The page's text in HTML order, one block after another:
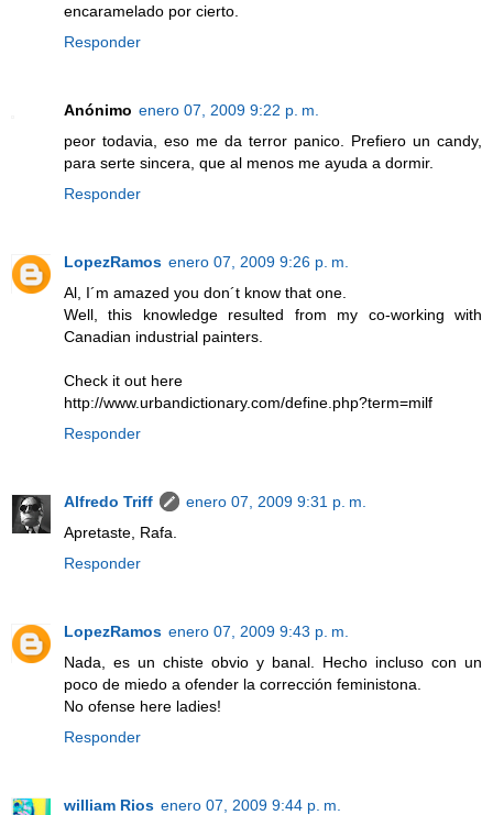
encaramelado por cierto.
Responder
Anónimo enero 07, 2009 9:22 p. m.
peor todavia, eso me da terror panico. Prefiero un candy,
para serte sincera, que al menos me ayuda a dormir.
Responder
LopezRamos enero 07, 2009 9:26 p. m.
Al, I´m amazed you don´t know that one.
Well, this knowledge resulted from my co-working with
Canadian industrial painters.
Check it out here
http://www.urbandictionary.com/define.php?term=milf
Responder
Alfredo Triff
enero 07, 2009 9:31 p. m.
Apretaste, Rafa.
Responder
LopezRamos enero 07, 2009 9:43 p. m.
Nada, es un chiste obvio y banal. Hecho incluso con un
poco de miedo a ofender la corrección feministona.
No ofense here ladies!
Responder
william Rios enero 07, 2009 9:44 p. m.